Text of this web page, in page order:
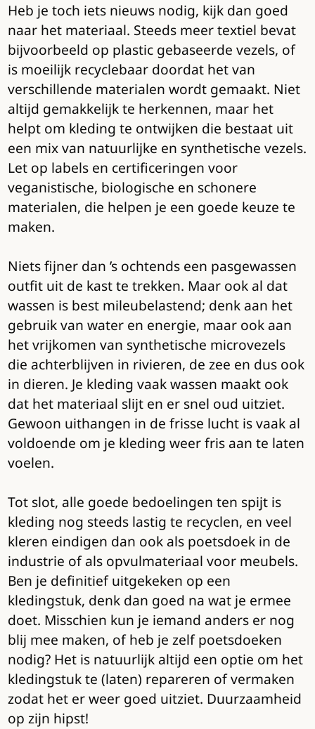
Heb je toch iets nieuws nodig, kijk dan goed
naar het materiaal. Steeds meer textiel bevat
bijvoorbeeld op plastic gebaseerde vezels, of
is moeilijk recyclebaar doordat het van
verschillende materialen wordt gemaakt. Niet
altijd gemakkelijk te herkennen, maar het
helpt om kleding te ontwijken die bestaat uit
een mix van natuurlijke en synthetische vezels.
Let op labels en certificeringen voor
veganistische, biologische en schonere
materialen, die helpen je een goede keuze te
maken.
Niets fijner dan ’s ochtends een pasgewassen
outfit uit de kast te trekken. Maar ook al dat
wassen is best mileubelastend; denk aan het
gebruik van water en energie, maar ook aan
het vrijkomen van synthetische microvezels
die achterblijven in rivieren, de zee en dus ook
in dieren. Je kleding vaak wassen maakt ook
dat het materiaal slijt en er snel oud uitziet.
Gewoon uithangen in de frisse lucht is vaak al
voldoende om je kleding weer fris aan te laten
voelen.
Tot slot, alle goede bedoelingen ten spijt is
kleding nog steeds lastig te recyclen, en veel
kleren eindigen dan ook als poetsdoek in de
industrie of als opvulmateriaal voor meubels.
Ben je definitief uitgekeken op een
kledingstuk, denk dan goed na wat je ermee
doet. Misschien kun je iemand anders er nog
blij mee maken, of heb je zelf poetsdoeken
nodig? Het is natuurlijk altijd een optie om het
kledingstuk te (laten) repareren of vermaken
zodat het er weer goed uitziet. Duurzaamheid
op zijn hipst!